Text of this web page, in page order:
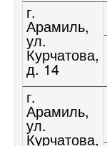
г.
Арамиль,
ул.
Курчатова,
д. 14
г.
Арамиль,
ул.
Курчатова,